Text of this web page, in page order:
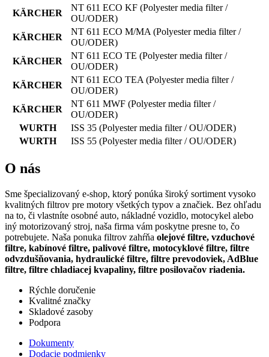
KÄRCHER
NT 611 ECO KF (Polyester media filter /
OU/ODER)
KÄRCHER
NT 611 ECO M/MA (Polyester media filter /
OU/ODER)
KÄRCHER
NT 611 ECO TE (Polyester media filter /
OU/ODER)
KÄRCHER
NT 611 ECO TEA (Polyester media filter /
OU/ODER)
KÄRCHER
NT 611 MWF (Polyester media filter /
OU/ODER)
WURTH
ISS 35 (Polyester media filter / OU/ODER)
WURTH
ISS 55 (Polyester media filter / OU/ODER)
O nás
Sme špecializovaný e-shop, ktorý ponúka široký sortiment vysoko
kvalitných filtrov pre motory všetkých typov a značiek. Bez ohľadu
na to, či vlastníte osobné auto, nákladné vozidlo, motocykel alebo
iný motorizovaný stroj, naša firma vám poskytne presne to, čo
potrebujete. Naša ponuka filtrov zahŕňa olejové filtre, vzduchové
filtre, kabínové filtre, palivové filtre, motocyklové filtre, filtre
odvzdušňovania, hydraulické filtre, filtre prevodoviek, AdBlue
filtre, filtre chladiacej kvapaliny, filtre posilovačov riadenia.
Rýchle doručenie
Kvalitné značky
Skladové zasoby
Podpora
Dokumenty
Dodacie podmienky